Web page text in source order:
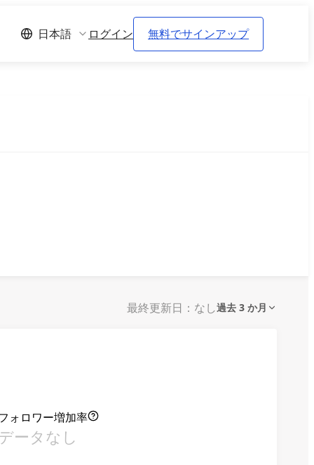
日本語 ログイン 無料でサインアップ
最終更新日：なし過去 3 か月
ォロワー増加率
ータなし